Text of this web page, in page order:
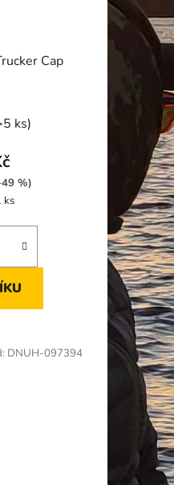
Cap
ks)
%)
ks
DNUH-097394